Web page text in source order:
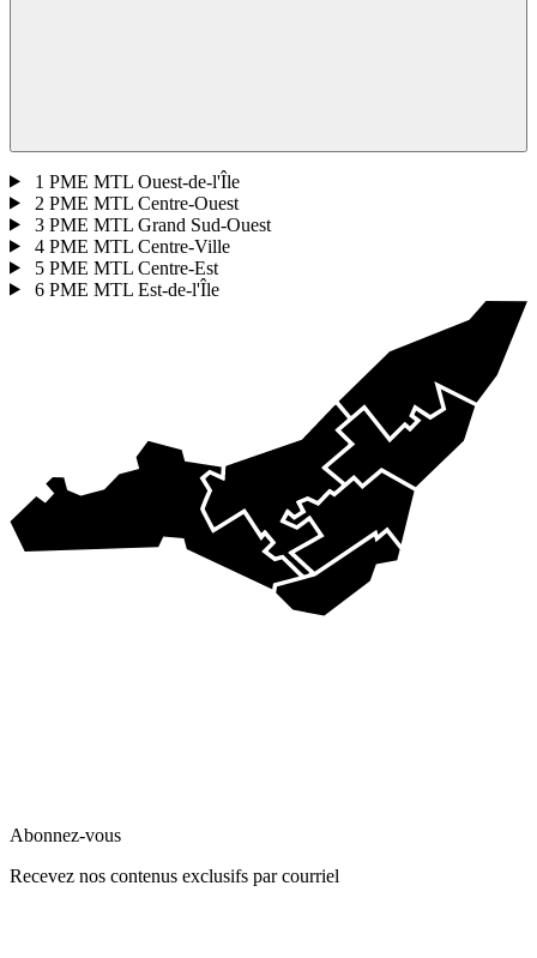
1 PME MTL Ouest-de-l'Île
2 PME MTL Centre-Ouest
3 PME MTL Grand Sud-Ouest
4 PME MTL Centre-Ville
5 PME MTL Centre-Est
6 PME MTL Est-de-l'Île
Abonnez-vous
Recevez nos contenus exclusifs par courriel